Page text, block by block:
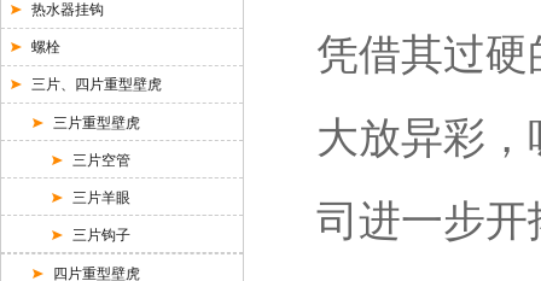
热水器挂钩
螺栓
三片、四片重型壁虎
三片重型壁虎
三片空管
三片羊眼
三片钩子
四片重型壁虎
凭借其过
大放异彩
司进一步